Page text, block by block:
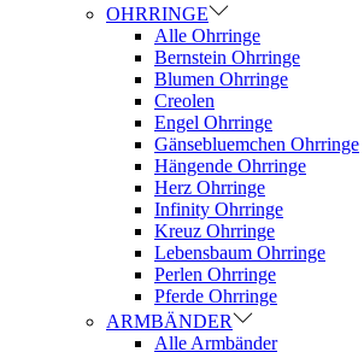
OHRRINGE
Alle Ohrringe
Bernstein Ohrringe
Blumen Ohrringe
Creolen
Engel Ohrringe
Gänsebluemchen Ohrringe
Hängende Ohrringe
Herz Ohrringe
Infinity Ohrringe
Kreuz Ohrringe
Lebensbaum Ohrringe
Perlen Ohrringe
Pferde Ohrringe
ARMBÄNDER
Alle Armbänder